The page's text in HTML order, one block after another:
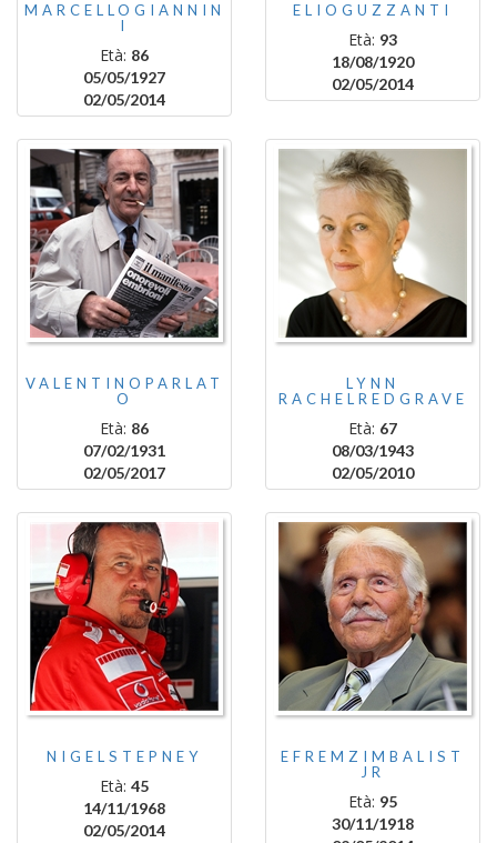
MARCELLOGIANNIN
I
Età: 86
05/05/1927
02/05/2014
ELIOGUZZANTI
Età: 93
18/08/1920
02/05/2014
VALENTINOPARLAT
O
Età: 86
07/02/1931
02/05/2017
LYNN
RACHELREDGRAVE
Età: 67
08/03/1943
02/05/2010
NIGELSTEPNEY
Età: 45
14/11/1968
02/05/2014
EFREMZIMBALIST
JR
Età: 95
30/11/1918